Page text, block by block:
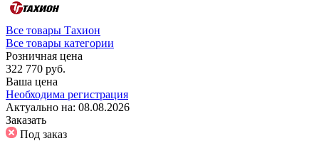
Все товары Тахион
Все товары категории
Розничная цена
322 770 руб.
Ваша цена
Необходима регистрация
Актуально на: 08.08.2026
Заказать
Под заказ